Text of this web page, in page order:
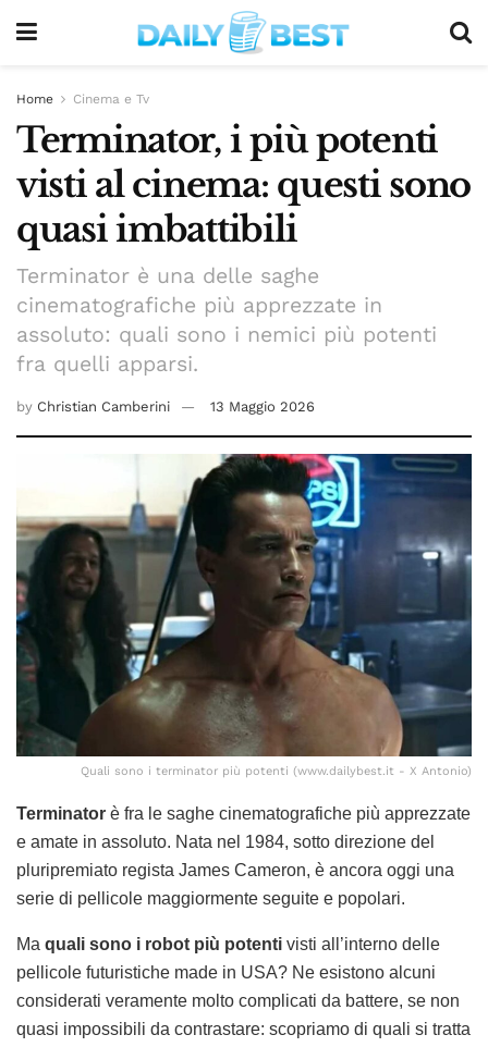
Home Cinema e Tv
Terminator, i più potenti
visti al cinema: questi sono
quasi imbattibili
Terminator è una delle saghe
cinematografiche più apprezzate in
assoluto: quali sono i nemici più potenti
fra quelli apparsi.
by Christian Camberini 13 Maggio 2026
Quali sono i terminator più potenti (www.dailybest.it - X Antonio)
Terminator è fra le saghe cinematografiche più apprezzate
e amate in assoluto. Nata nel 1984, sotto direzione del
pluripremiato regista James Cameron, è ancora oggi una
serie di pellicole maggiormente seguite e popolari.
Ma quali sono i robot più potenti visti all’interno delle
pellicole futuristiche made in USA? Ne esistono alcuni
considerati veramente molto complicati da battere, se non
quasi impossibili da contrastare: scopriamo di quali si tratta